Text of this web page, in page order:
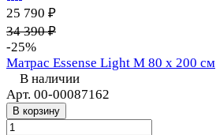
25 790 ₽
34 390 ₽
-25%
Матрас Essense Light M 80 х 200 см
В наличии
Арт. 00-00087162
В корзину